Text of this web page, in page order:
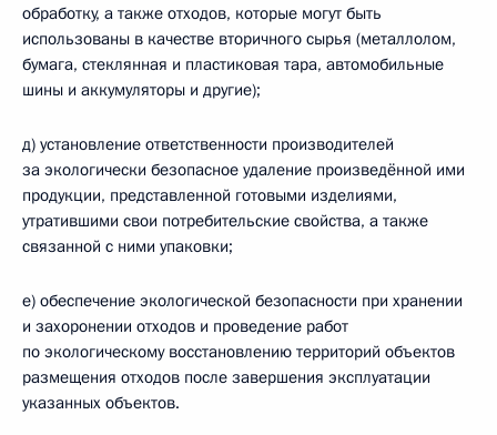
обработку, а также отходов, которые могут быть
использованы в качестве вторичного сырья (металлолом,
бумага, стеклянная и пластиковая тара, автомобильные
шины и аккумуляторы и другие);
д) установление ответственности производителей
за экологически безопасное удаление произведённой ими
продукции, представленной готовыми изделиями,
утратившими свои потребительские свойства, а также
связанной с ними упаковки;
е) обеспечение экологической безопасности при хранении
и захоронении отходов и проведение работ
по экологическому восстановлению территорий объектов
размещения отходов после завершения эксплуатации
указанных объектов.